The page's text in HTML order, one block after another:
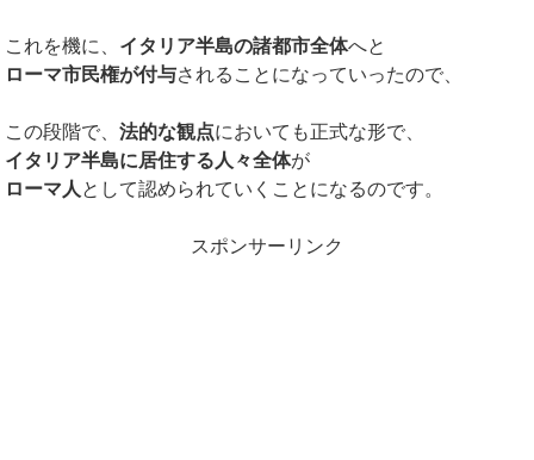
これを機に、 イタリア半島の諸都市全体へと
ローマ市民権が付与されることになっていったので、
この段階で、法的な観点においても正式な形で、
イタリア半島に居住する人々全体が
ローマ人 として認められていくことになるのです。
スポンサーリンク